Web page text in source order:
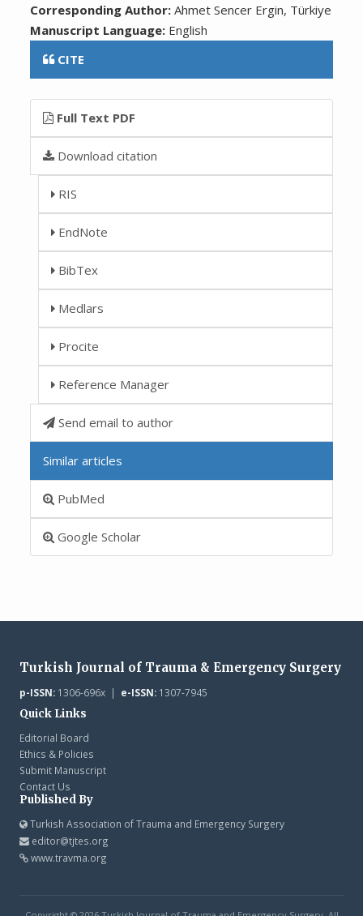
Corresponding Author:Ahmet Sencer Ergin, Türkiye
Manuscript Language: English
CITE
Full Text PDF
Download citation
RIS
EndNote
BibTex
Medlars
Procite
Reference Manager
Send email to author
Similar articles
PubMed
Google Scholar
Turkish Journal of Trauma & Emergency Surgery
p-ISSN:1306-696x | e-ISSN:1307-7945
Quick Links
Editorial Board
Ethics & Policies
Submit Manuscript
Contact Us
Published By
Turkish Association of Trauma and Emergency Surgery
editor@tjtes.org
www.travma.org